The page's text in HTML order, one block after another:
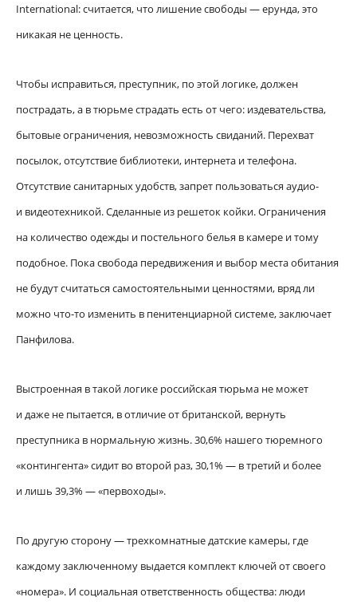
International: считается, что лишение свободы — ерунда, это
никакая не ценность.
Чтобы исправиться, преступник, по этой логике, должен
пострадать, а в тюрьме страдать есть от чего: издевательства,
бытовые ограничения, невозможность свиданий. Перехват
посылок, отсутствие библиотеки, интернета и телефона.
Отсутствие санитарных удобств, запрет пользоваться аудио-
и видеотехникой. Сделанные из решеток койки. Ограничения
на количество одежды и постельного белья в камере и тому
подобное. Пока свобода передвижения и выбор места обитания
не будут считаться самостоятельными ценностями, вряд ли
можно что-то изменить в пенитенциарной системе, заключает
Панфилова.
Выстроенная в такой логике российская тюрьма не может
и даже не пытается, в отличие от британской, вернуть
преступника в нормальную жизнь. 30,6% нашего тюремного
«контингента» сидит во второй раз, 30,1% — в третий и более
и лишь 39,3% — «первоходы».
По другую сторону — трехкомнатные датские камеры, где
каждому заключенному выдается комплект ключей от своего
«номера». И социальная ответственность общества: люди